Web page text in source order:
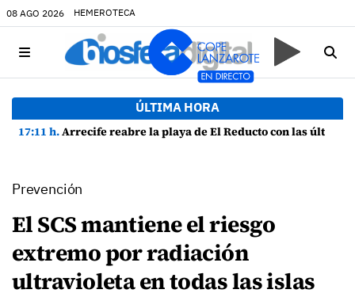
08 AGO 2026 HEMEROTECA
ÚLTIMA HORA
17:11 h.Arrecife reabre la playa de El Reducto con las últimas analíticas mostrando "una buena calidad de las aguas para el baño"
Prevención
El SCS mantiene el riesgo
extremo por radiación
ultravioleta en todas las islas